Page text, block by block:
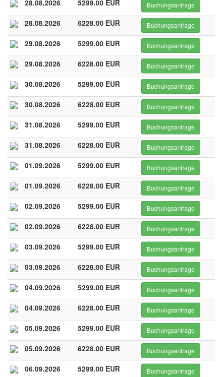
28.08.2026 5299.00 EUR Buchungsanfrage
28.08.2026 6228.00 EUR Buchungsanfrage
29.08.2026 5299.00 EUR Buchungsanfrage
29.08.2026 6228.00 EUR Buchungsanfrage
30.08.2026 5299.00 EUR Buchungsanfrage
30.08.2026 6228.00 EUR Buchungsanfrage
31.08.2026 5299.00 EUR Buchungsanfrage
31.08.2026 6228.00 EUR Buchungsanfrage
01.09.2026 5299.00 EUR Buchungsanfrage
01.09.2026 6228.00 EUR Buchungsanfrage
02.09.2026 5299.00 EUR Buchungsanfrage
02.09.2026 6228.00 EUR Buchungsanfrage
03.09.2026 5299.00 EUR Buchungsanfrage
03.09.2026 6228.00 EUR Buchungsanfrage
04.09.2026 5299.00 EUR Buchungsanfrage
04.09.2026 6228.00 EUR Buchungsanfrage
05.09.2026 5299.00 EUR Buchungsanfrage
05.09.2026 6228.00 EUR Buchungsanfrage
06.09.2026 5299.00 EUR Buchungsanfrage